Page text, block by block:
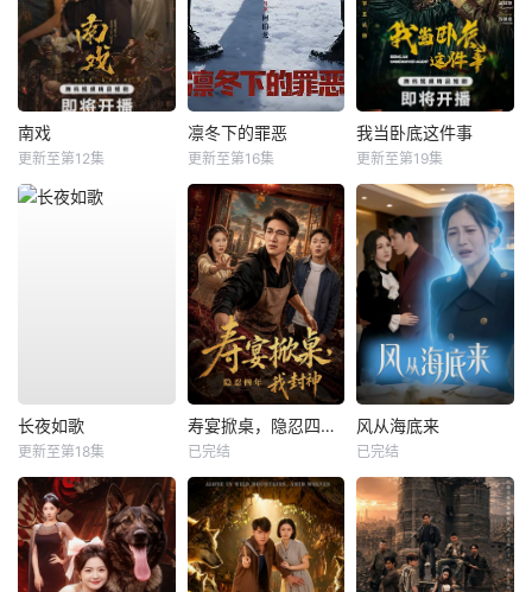
南戏
更新至第12集
凛冬下的罪恶
更新至第16集
我当卧底这件事
更新至第19集
长夜如歌
更新至第18集
寿宴掀桌，隐忍四年我封神
已完结
风从海底来
已完结